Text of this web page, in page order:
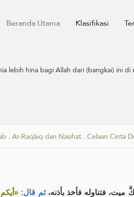
Beranda Utama Klasifikasi
lebih hina bagi Allah dari (bangkai) ini di
. Ar-Raqāiq dan Nasihat . Celaan Cinta
فتناوله فأخذ بأذنه، ثم قال: